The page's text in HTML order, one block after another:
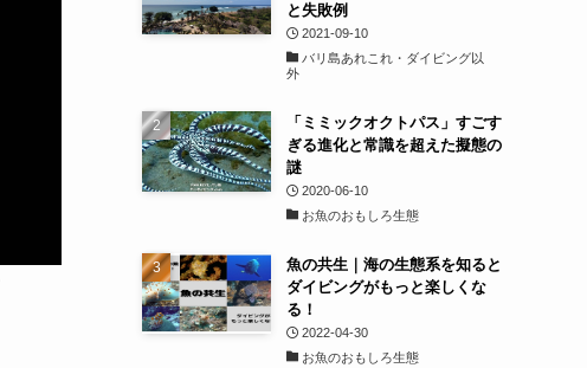
と失敗例
2021-09-10
バリ島あれこれ・ダイビング以
外
「ミミックオクトパス」すごす
ぎる進化と常識を超えた擬態の
謎
2020-06-10
お魚のおもしろ生態
魚の共生｜海の生態系を知ると
ダイビングがもっと楽しくな
る！
2022-04-30
お魚のおもしろ生態